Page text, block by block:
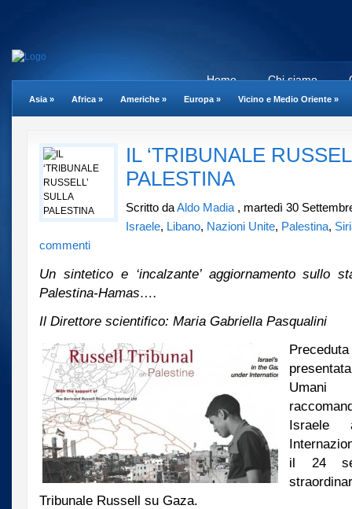
Chi siamo
Home
Asia » Africa » Americhe » Europa » Vicino e Medio Oriente »
IL ‘TRIBUNALE
PALESTINA
Scritto daAldo Madia , martedì 30
Israele, Libano, Nazioni Unite, Palestina,
commenti
Un sintetico e ‘incalzante’ aggiornamento sullo
Palestina-Hamas….
Il Direttore scientifico: Maria Gabriella Pasqualini
Umani
Israele
il 24
Tribunale Russell su Gaza.